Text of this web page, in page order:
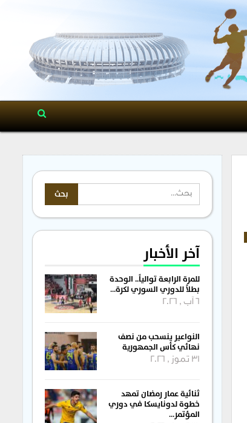
آخر الأخبار
للمرة الرابعة توالياً.. الوحدة
بطلاً للدوري السوري لكرة…
6 آب , 2026
النواعير ينسحب من نصف
نهائي كأس الجمهورية
31 تموز , 2026
ثنائية عمار رمضان تمهد
خطوة لدونايسكا في دوري
المؤتمر…